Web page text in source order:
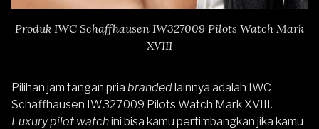
Produk IWC Schaffhausen IW327009 Pilots Watch Mark
XVIII
Pilihan jam tangan pria brandedlainnya adalah IWC
Schaffhausen IW327009 Pilots Watch Mark XVIII.
Luxury pilot watchini bisa kamu pertimbangkan jika kamu